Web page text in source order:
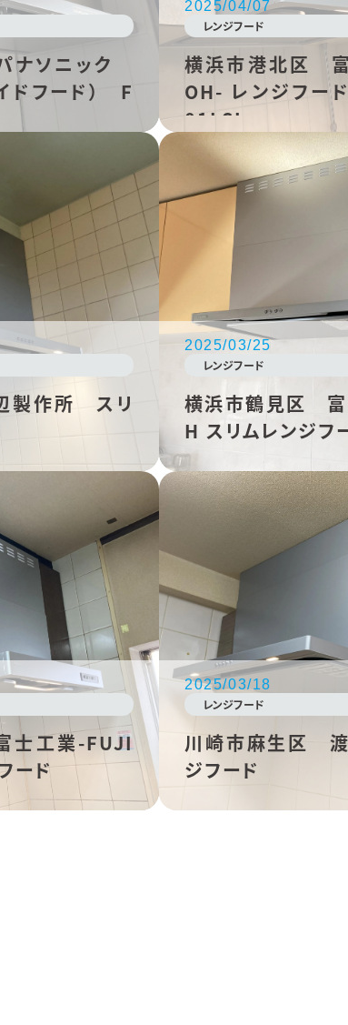
ナソニック
ドフード） F
2025/04/07
レンジフード
横浜市港北区
OH- レンジフー
01LSI
製作所 スリ
2025/03/25
レンジフード
横浜市鶴見区
H スリムレンジフ
士工業-FUJI
ード
2025/03/18
レンジフード
川崎市麻生区
ジフード